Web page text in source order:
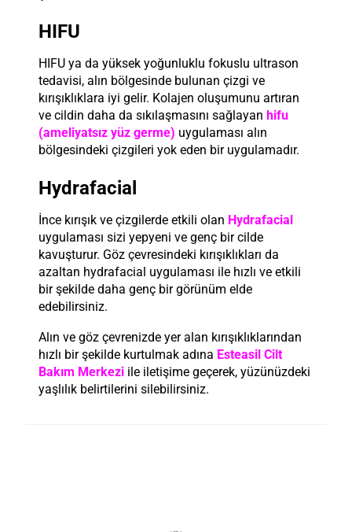
HIFU
HIFU ya da yüksek yoğunluklu fokuslu ultrason
tedavisi, alın bölgesinde bulunan çizgi ve
kırışıklıklara iyi gelir. Kolajen oluşumunu artıran
ve cildin daha da sıkılaşmasını sağlayan hifu
(ameliyatsız yüz germe) uygulaması alın
bölgesindeki çizgileri yok eden bir uygulamadır.
Hydrafacial
İnce kırışık ve çizgilerde etkili olan Hydrafacial
uygulaması sizi yepyeni ve genç bir cilde
kavuşturur. Göz çevresindeki kırışıklıkları da
azaltan hydrafacial uygulaması ile hızlı ve etkili
bir şekilde daha genç bir görünüm elde
edebilirsiniz.
Alın ve göz çevrenizde yer alan kırışıklıklarından
hızlı bir şekilde kurtulmak adına Esteasil Cilt
Bakım Merkezi ile iletişime geçerek, yüzünüzdeki
yaşlılık belirtilerini silebilirsiniz.